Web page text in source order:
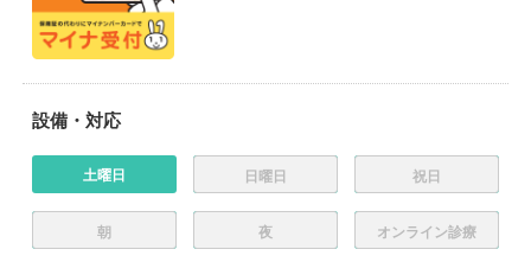
設備・対応
土曜日 日曜日 祝日
朝 夜 オンライン診療